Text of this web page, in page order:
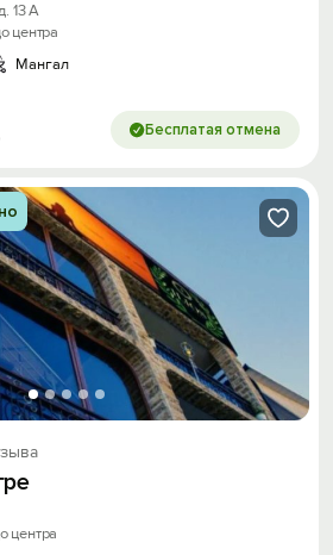
13 А
центра
Мангал
Бесплатая отмена
центра